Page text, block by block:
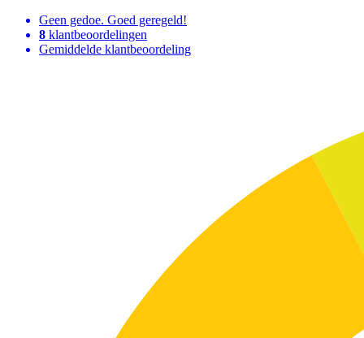
Geen gedoe. Goed geregeld!
8 klantbeoordelingen
Gemiddelde klantbeoordeling